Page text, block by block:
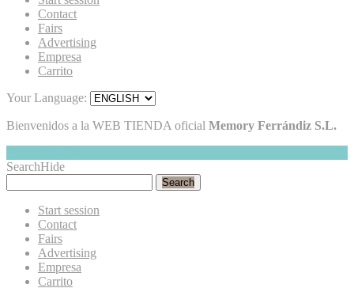
Contact
Fairs
Advertising
Empresa
Carrito
Your Language:
Bienvenidos a la WEB TIENDA oficial Memory Ferrándiz S.L.
SearchHide
Search
Start session
Contact
Fairs
Advertising
Empresa
Carrito